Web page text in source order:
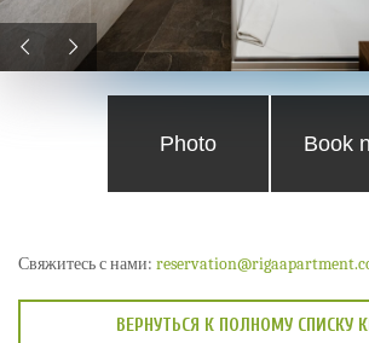
Photo Book
Свяжитесь с нами:
ВЕРНУТЬСЯ К ПОЛНОМУ СПИСКУ